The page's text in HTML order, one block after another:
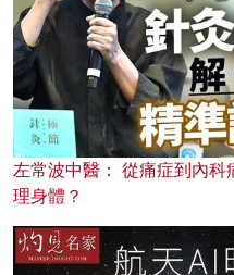
左常波中醫： 從痛症到內
理身體？